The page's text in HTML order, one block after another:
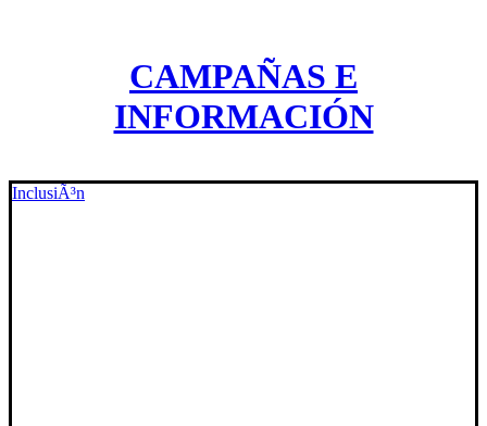
CAMPAÑAS E
INFORMACIÓN
InclusiÃ³n